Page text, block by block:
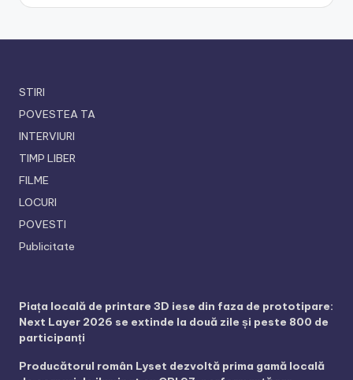
STIRI
POVESTEA TA
INTERVIURI
TIMP LIBER
FILME
LOCURI
POVESTI
Publicitate
Piața locală de printare 3D iese din faza de prototipare:
Next Layer 2026 se extinde la două zile și peste 800 de
participanți
Producătorul român Lyset dezvoltă prima gamă locală